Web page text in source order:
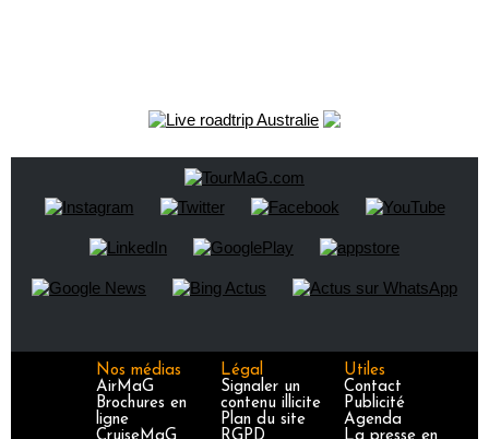
Nos médias
AirMaG
Brochures en
ligne
Légal
Signaler un
contenu illicite
Plan du site
Utiles
Contact
Publicité
Agenda